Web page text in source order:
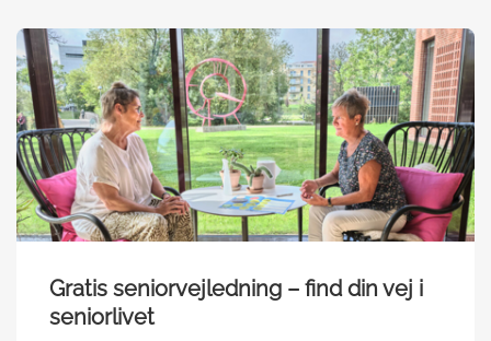
Gratis seniorvejledning – find din vej i
seniorlivet